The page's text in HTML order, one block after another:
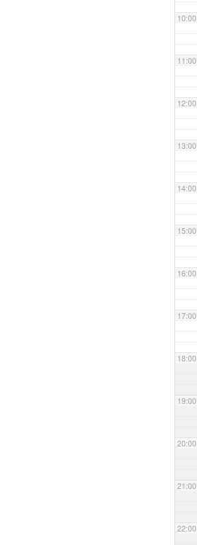
10:00
11:00
12:00
13:00
14:00
15:00
16:00
17:00
18:00
19:00
20:00
21:00
22:00